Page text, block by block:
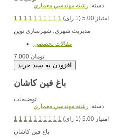
دسته: رشته مهندسي معماري
1 1 1 1 1 1 1 1 1 1
امتیاز 5.00 (1 رای)
مقالات تخصصي
7,000 تومان
باغ فین کاشان
توضیحات
دسته: رشته مهندسي معماري
1 1 1 1 1 1 1 1 1 1
امتیاز 5.00 (1 رای)